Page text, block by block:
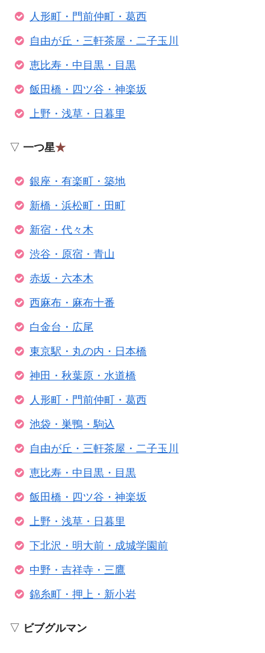
人形町・門前仲町・葛西
自由が丘・三軒茶屋・二子玉川
恵比寿・中目黒・目黒
飯田橋・四ツ谷・神楽坂
上野・浅草・日暮里
▽ 一つ星★
銀座・有楽町・築地
新橋・浜松町・田町
新宿・代々木
渋谷・原宿・青山
赤坂・六本木
西麻布・麻布十番
白金台・広尾
東京駅・丸の内・日本橋
神田・秋葉原・水道橋
人形町・門前仲町・葛西
池袋・巣鴨・駒込
自由が丘・三軒茶屋・二子玉川
恵比寿・中目黒・目黒
飯田橋・四ツ谷・神楽坂
上野・浅草・日暮里
下北沢・明大前・成城学園前
中野・吉祥寺・三鷹
錦糸町・押上・新小岩
▽ ビブグルマン